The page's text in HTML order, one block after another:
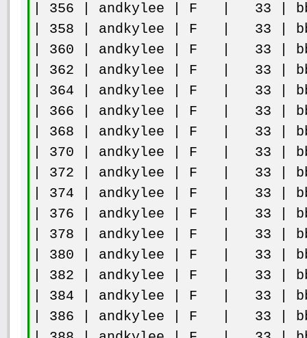
| 356 | andkylee | F | 33 |
| 358 | andkylee | F | 33 |
| 360 | andkylee | F | 33 |
| 362 | andkylee | F | 33 |
| 364 | andkylee | F | 33 |
| 366 | andkylee | F | 33 |
| 368 | andkylee | F | 33 |
| 370 | andkylee | F | 33 |
| 372 | andkylee | F | 33 |
| 374 | andkylee | F | 33 |
| 376 | andkylee | F | 33 |
| 378 | andkylee | F | 33 |
| 380 | andkylee | F | 33 |
| 382 | andkylee | F | 33 |
| 384 | andkylee | F | 33 |
| 386 | andkylee | F | 33 |